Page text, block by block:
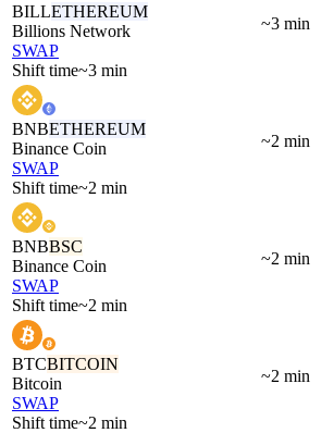
BILLETHEREUM
Billions Network
SWAP
Shift time~3 min
~3 min
BNBETHEREUM
Binance Coin
SWAP
Shift time~2 min
~2 min
BNBBSC
Binance Coin
SWAP
Shift time~2 min
~2 min
BTCBITCOIN
Bitcoin
SWAP
Shift time~2 min
~2 min